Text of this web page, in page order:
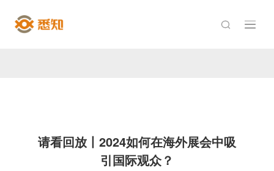

请看回放丨2024如何在海外展会中吸
引国际观众？